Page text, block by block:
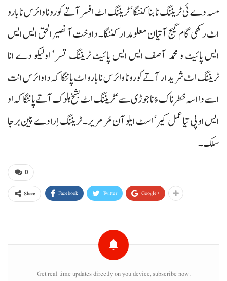
مسہ دے ئی ٹریننگ نا بنا کننگا‘ ٹریننگ اٹ افسر آتے کورونا وائرس نا بارو
اٹ رکھی گام گیج آتیان معلومدار کننگا۔ داوخت آ نصیرالحق ایس ایس
ایس پائیٹ و محمد آصف ایس ایس پائیٹ ٹریننگ تسر‘ اولیکو دے انا
ٹریننگ اٹ شریدار آتے کورونا وائرس نا بارو اٹ پاننگا کہ دا وائرس انت
اسے دا اسہ خطرناک ءُ ناجوڑی سے‘ ٹریننگ اٹ بشخ ہلوک آتے پاننگا کہ او
ایس او پی تیا عمل کیر‘ اسٹ ایلو آن مُر مریر۔ ٹریننگ اِرا دے پین برجا
سلک۔
0
Share Facebook Twitter Google+
Get real time updates directly on you device, subscribe now.